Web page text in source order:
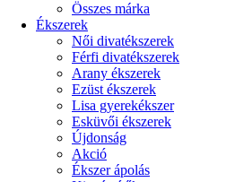
Összes márka
Ékszerek
Női divatékszerek
Férfi divatékszerek
Arany ékszerek
Ezüst ékszerek
Lisa gyerekékszer
Esküvői ékszerek
Újdonság
Akció
Ékszer ápolás